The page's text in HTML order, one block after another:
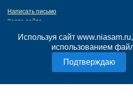
Используя сайт
использованием
Написать письмо
Карта сайта
Политика конфиденциальности
Согласие на обработку персональных